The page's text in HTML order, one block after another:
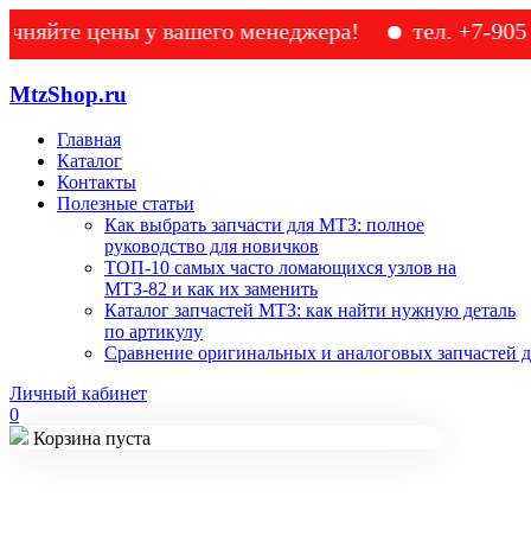
цены у вашего менеджера! тел. +7-905-133-
MtzShop.ru
Главная
Каталог
Контакты
Полезные статьи
Как выбрать запчасти для МТЗ: полное
руководство для новичков
ТОП-10 самых часто ломающихся узлов на
МТЗ-82 и как их заменить
Каталог запчастей МТЗ: как найти нужную деталь
по артикулу
Сравнение оригинальных и аналоговых
Личный кабинет
0
Корзина пуста